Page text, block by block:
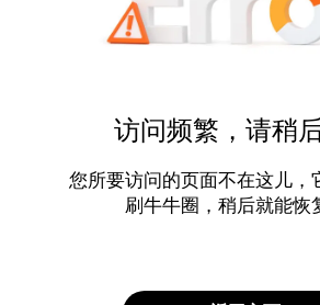
访问频繁，请稍
您所要访问的页面不在这儿，
刷牛牛圈，稍后就能恢